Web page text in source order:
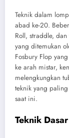
Teknik dalam
abad ke-20.
Roll, straddle,
yang ditemukan
Fosbury Flop
ke arah mistar,
melengkungkan
teknik yang
saat ini.
Teknik